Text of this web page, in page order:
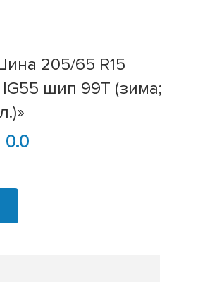
205/65 R15
шип 99T (зима;
0.0